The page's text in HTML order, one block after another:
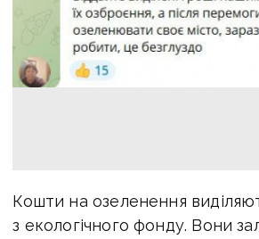
Кошти на озеленення
з екологічного фонду. Вони